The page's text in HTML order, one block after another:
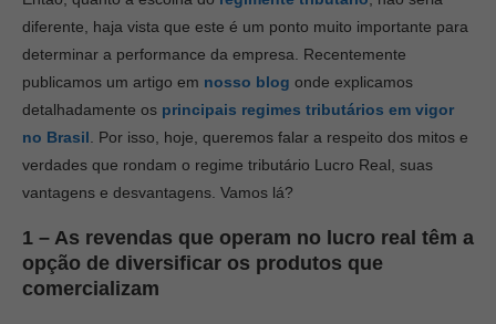
diferente, haja vista que este é um ponto muito importante para
determinar a performance da empresa. Recentemente
publicamos um artigo em nosso blog onde explicamos
detalhadamente os principais regimes tributários em vigor
no Brasil . Por isso, hoje, queremos falar a respeito dos mitos e
verdades que rondam o regime tributário Lucro Real, suas
vantagens e desvantagens. Vamos lá?
1 – As revendas que operam no lucro real têm a
opção de diversificar os produtos que
comercializam